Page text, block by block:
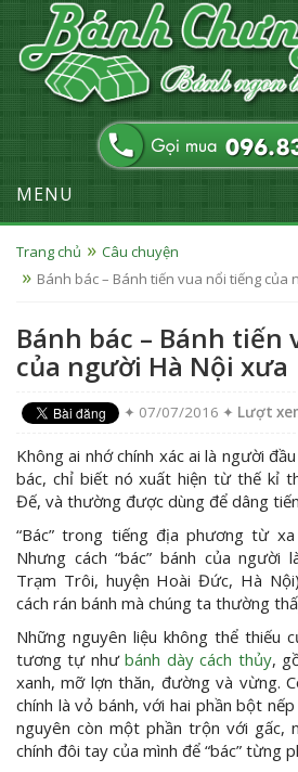
MENU
Trang chủ
Câu chuyện
Bánh bác – Bánh tiến vua nổi tiếng của
Bánh bác – Bánh
của người Hà Nội xưa
✦ 07/07/2016 ✦ Lượt
Không ai nhớ chính xác ai là người
bác, chỉ biết nó xuất hiện từ thế kỉ
Đế, và thường được dùng để dâng
“Bác” trong tiếng địa phương từ
Nhưng cách “bác” bánh của người
Trạm Trôi, huyện Hoài Đức, Hà
cách rán bánh mà chúng ta thường
Những nguyên liệu không thể thiếu
tương tự nhưbánh dày cách thủy,
xanh, mỡ lợn thăn, đường và vừng.
chính là vỏ bánh, với hai phần bột
nguyên còn một phần trộn với gấc,
chính đôi tay của mình để “bác” từng